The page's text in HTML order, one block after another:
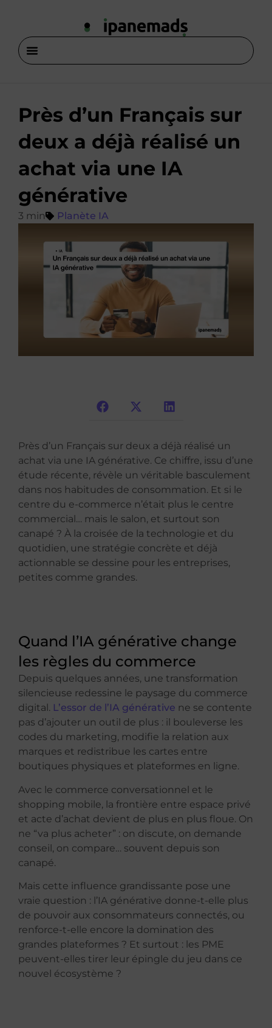
Près d’un Français sur
deux a déjà réalisé un
achat via une IA
générative
Planète IA
Près d’un Français sur deux a déjà réalisé un
achat via une IA générative. Ce chiffre, issu d’une
étude récente, révèle un véritable basculement
dans nos habitudes de consommation. Et si le
centre du e-commerce n’était plus le centre
commercial… mais le salon, et surtout son
canapé ? À la croisée de la technologie et du
quotidien, une stratégie concrète et déjà
actionnable se dessine pour les entreprises,
petites comme grandes.
Quand l’IA générative change
les règles du commerce
Depuis quelques années, une transformation
silencieuse redessine le paysage du commerce
digital. L’essor de l’IA générative ne se contente
pas d’ajouter un outil de plus : il bouleverse les
codes du marketing, modifie la relation aux
marques et redistribue les cartes entre
boutiques physiques et plateformes en ligne.
Avec le commerce conversationnel et le
shopping mobile, la frontière entre espace privé
et acte d’achat devient de plus en plus floue. On
ne “va plus acheter” : on discute, on demande
conseil, on compare… souvent depuis son
canapé.
Mais cette influence grandissante pose une
vraie question : l’IA générative donne-t-elle plus
de pouvoir aux consommateurs connectés, ou
renforce-t-elle encore la domination des
grandes plateformes ? Et surtout : les PME
peuvent-elles tirer leur épingle du jeu dans ce
nouvel écosystème ?